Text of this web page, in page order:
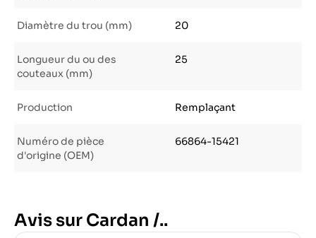
Diamètre du trou (mm) 20
Longueur du ou des
couteaux (mm)
25
Production Remplaçant
Numéro de pièce
d'origine (OEM)
66864-15421
Avis sur Cardan /..